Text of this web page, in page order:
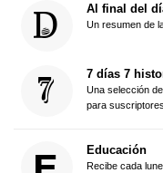
Al final del
Un resumen de
7 días 7
Una selección
para suscriptores
Educación
Recibe cada